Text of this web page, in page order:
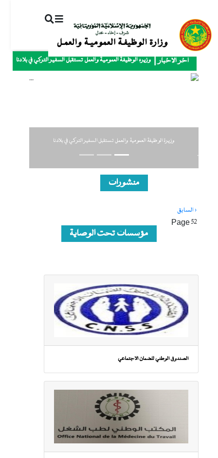
آخر الأخبار وزيرة الوظيفة العمومية والعمل تستقبل السفير التركي في بلادنا
وزيرة الوظيفة العمومية والعمل تستقبل السفير التركي في بلادنا
.
منشورات
Pagination
Previous
page
‹ السابق
Page 52
مؤسسات تحت الوصاية
الصندوق الوطني للضمان الاجتماعي